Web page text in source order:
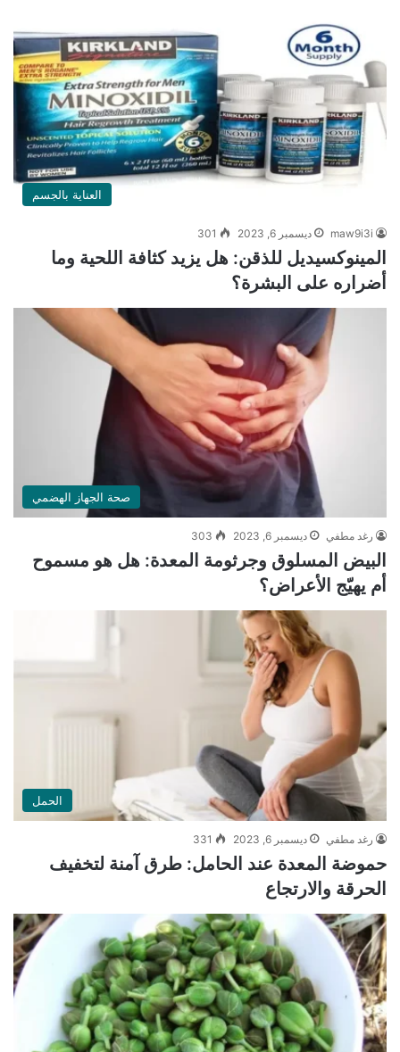
العناية بالجسم
maw9i3i ديسمبر 6, 2023 301
المينوكسيديل للذقن: هل يزيد كثافة اللحية وما
أضراره على البشرة؟
صحة الجهاز الهضمي
رغد مطفي ديسمبر 6, 2023 303
البيض المسلوق وجرثومة المعدة: هل هو مسموح
أم يهيّج الأعراض؟
الحمل
رغد مطفي ديسمبر 6, 2023 331
حموضة المعدة عند الحامل: طرق آمنة لتخفيف
الحرقة والارتجاع